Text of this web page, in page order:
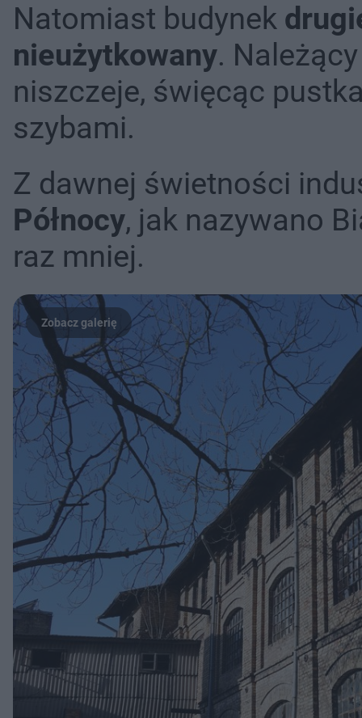
Natomiast budynek
nieużytkowany.
niszczeje, święcąc
szybami.
Z dawnej świetności
Północy, jak nazywano
raz mniej.